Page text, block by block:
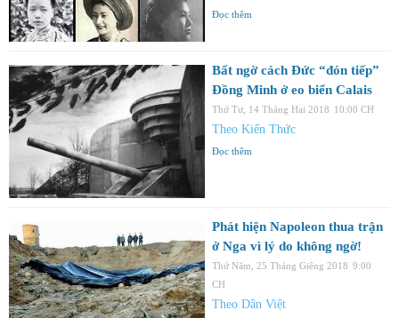
Đọc thêm
Bất ngờ cách Đức “đón tiếp”
Đồng Minh ở eo biển Calais
Thứ Tư, 14 Tháng Hai 2018 10:00 CH
Theo Kiến Thức
Đọc thêm
Phát hiện Napoleon thua trận
ở Nga vì lý do không ngờ!
Thứ Năm, 25 Tháng Giêng 2018 9:00
CH
Theo Dân Việt